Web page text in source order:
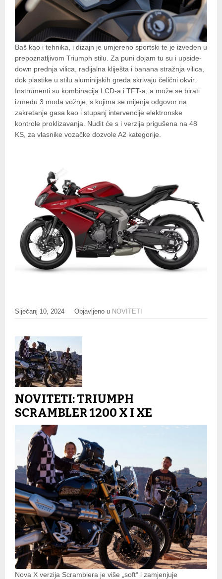
Baš kao i tehnika, i dizajn je umjereno sportski te je izveden u
prepoznatljivom Triumph stilu. Za puni dojam tu su i upside-
down prednja vilica, radijalna kliješta i banana stražnja vilica,
dok plastike u stilu aluminijskih greda skrivaju čelični okvir.
Instrumenti su kombinacija LCD-a i TFT-a, a može se birati
između 3 moda vožnje, s kojima se mijenja odgovor na
zakretanje gasa kao i stupanj intervencije elektronske
kontrole proklizavanja. Nudit će s i verzija prigušena na 48
KS, za vlasnike vozačke dozvole A2 kategorije.
Siječanj 10, 2024 Objavljeno u NOVITETI
NOVITETI: TRIUMPH
SCRAMBLER 1200 X I XE
Nova X verzija Scramblera je više „soft“ i zamjenjuje